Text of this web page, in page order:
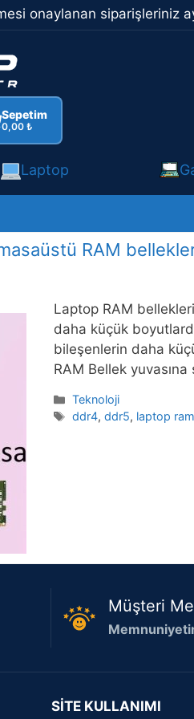
onaylanan siparişleriniz
Sepetim
0,00 ₺
Laptop
RAM bellekleri
Laptop RAM
daha küçük
bileşenlerin daha
RAM Bellek
Kategoriler
Teknoloji
Etiketler
ddr4,ddr5, laptop ram
Müşteri
SİTE KULLANIMI